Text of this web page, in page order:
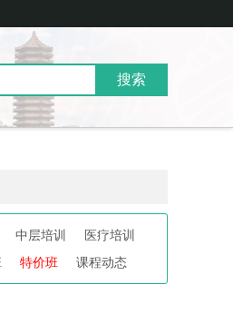
中层培训
医疗培训
特价班 课程动态